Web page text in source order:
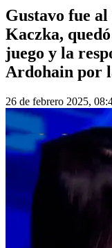
Gustavo fue
Kaczka,
juego y la
Ardohain por
26 de febrero 2025,